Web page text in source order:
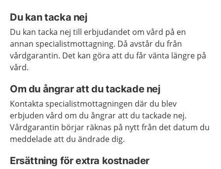
Du kan tacka nej
Du kan tacka nej till erbjudandet om vård på en
annan specialistmottagning. Då avstår du från
vårdgarantin. Det kan göra att du får vänta längre på
vård.
Om du ångrar att du tackade nej
Kontakta specialistmottagningen där du blev
erbjuden vård om du ångrar att du tackade nej.
Vårdgarantin börjar räknas på nytt från det datum du
meddelade att du ändrade dig.
Ersättning för extra kostnader